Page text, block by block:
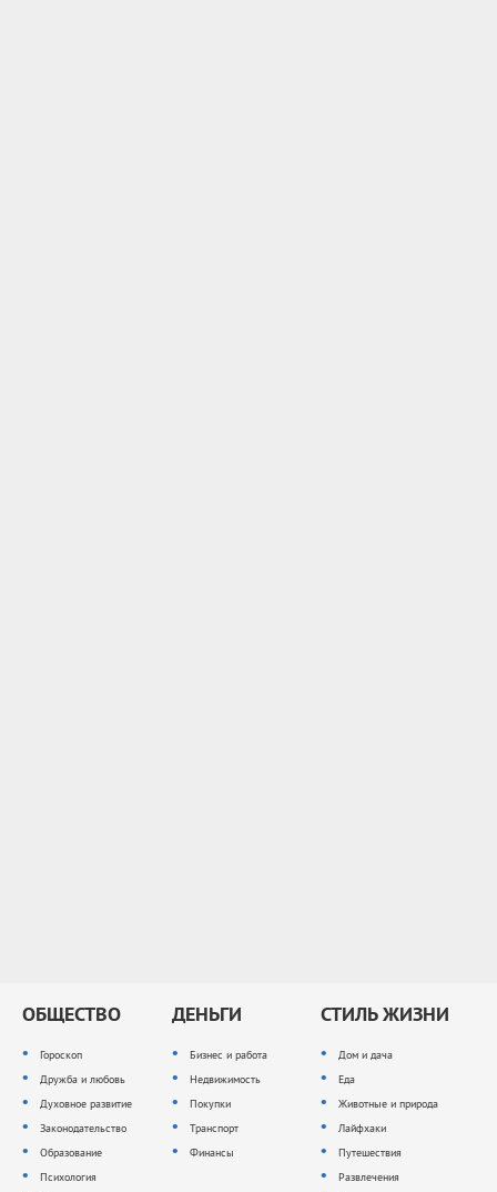
ОБЩЕСТВО
Гороскоп
Дружба и любовь
Духовное развитие
Законодательство
Образование
Психология
ДЕНЬГИ
Бизнес и работа
Недвижимость
Покупки
Транспорт
Финансы
СТИЛЬ ЖИЗНИ
Дом и дача
Еда
Животные и природа
Лайфхаки
Путешествия
Развлечения